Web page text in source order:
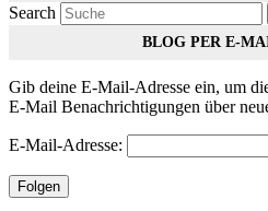
Search
BLOG PER E-
Gib deine E-Mail-Adresse ein, um
E-Mail Benachrichtigungen über
E-Mail-Adresse:
Folgen